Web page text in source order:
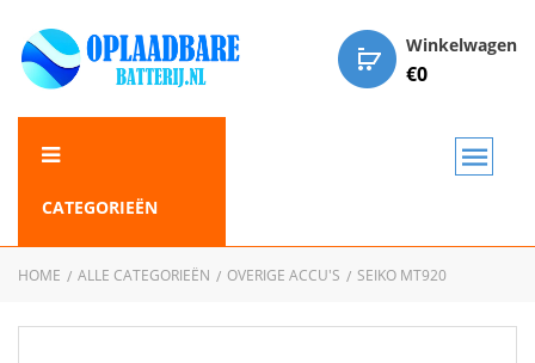
Winkelwagen
€0
CATEGORIEËN
HOME ALLE CATEGORIEËN OVERIGE ACCU'S SEIKO MT920